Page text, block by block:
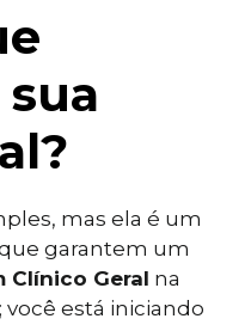
mas ela é um
garantem um
Clínico Geral na
você está iniciando